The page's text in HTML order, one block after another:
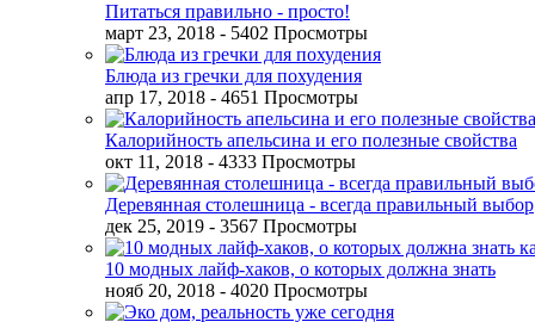
Питаться правильно - просто!
март 23, 2018 - 5402 Просмотры
Блюда из гречки для похудения
апр 17, 2018 - 4651 Просмотры
Калорийность апельсина и его полезные свойства
окт 11, 2018 - 4333 Просмотры
Деревянная столешница - всегда правильный выбор
дек 25, 2019 - 3567 Просмотры
10 модных лайф-хаков, о которых должна знать
нояб 20, 2018 - 4020 Просмотры